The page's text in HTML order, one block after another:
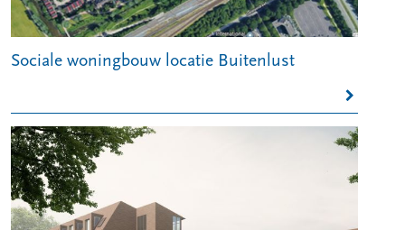
Sociale woningbouw locatie Buitenlust